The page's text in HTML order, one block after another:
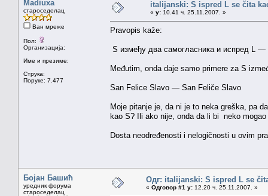
Madiuxa
староседелац
Ван мреже
Пол:
Организација:
Име и презиме:
Струка:
Поруке: 7.477
italijanski: S ispred L se čita
« у: 10.41 ч. 25.11.2007. »
Pravopis kaže:
S између два самогласника и испред L
Međutim, onda daje samo primere za S
San Felice Slavo — San Feliče Slavo
Moje pitanje je, da ni je to neka greška, pa
kao S? Ili ako nije, onda da li bi neko
Dosta neodređenosti i nelogičnosti u ovim
Бојан Башић
уредник форума
староседелац
Одг: italijanski: S ispred L se
« Одговор #1 у: 12.20 ч. 25.11.2007. »